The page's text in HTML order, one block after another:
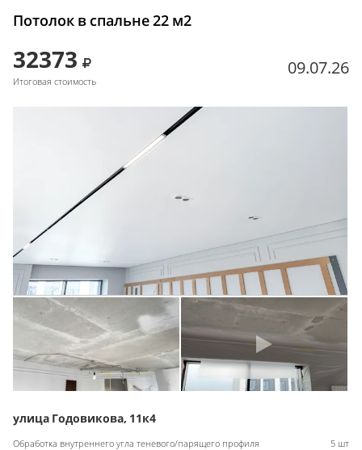
Потолок в спальне 22 м2
32373
Итоговая стоимость
09.07.26
улица Годовикова, 11к4
Обработка внутреннего угла теневого/парящего профиля
5 шт